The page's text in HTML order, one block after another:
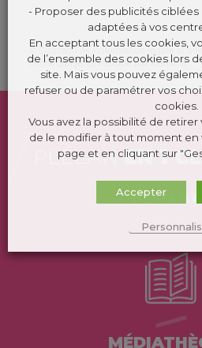
Direction de l'information légale et
comarquage developpé parkienso.fr
PLÉLANEN 1
- Proposer des publicités
adaptées à vos
En acceptant tous les cookies,
de l’ensemble des cookies lors
site. Mais vous pouvez
refuser ou de paramétrer vos
cookies.
Vous avez la possibilité de
de le modifier à tout moment en
page et en cliquant sur
Accepter